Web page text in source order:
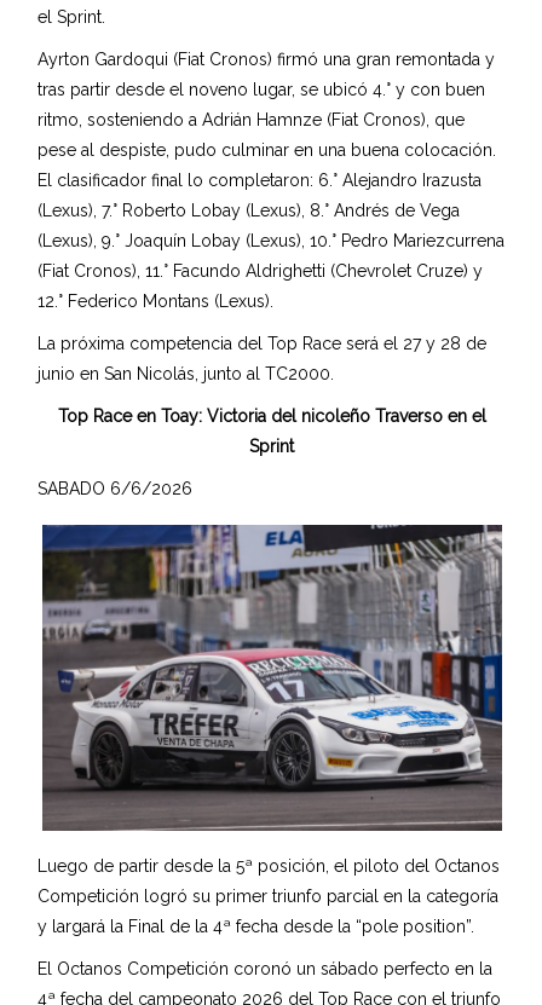
el Sprint.
Ayrton Gardoqui (Fiat Cronos) firmó una gran remontada y
tras partir desde el noveno lugar, se ubicó 4.° y con buen
ritmo, sosteniendo a Adrián Hamnze (Fiat Cronos), que
pese al despiste, pudo culminar en una buena colocación.
El clasificador final lo completaron: 6.° Alejandro Irazusta
(Lexus), 7.° Roberto Lobay (Lexus), 8.° Andrés de Vega
(Lexus), 9.° Joaquín Lobay (Lexus), 10.° Pedro Mariezcurrena
(Fiat Cronos), 11.° Facundo Aldrighetti (Chevrolet Cruze) y
12.° Federico Montans (Lexus).
La próxima competencia del Top Race será el 27 y 28 de
junio en San Nicolás, junto al TC2000.
Top Race en Toay: Victoria del nicoleño Traverso en el
Sprint
SABADO 6/6/2026
Luego de partir desde la 5ª posición, el piloto del Octanos
Competición logró su primer triunfo parcial en la categoría
y largará la Final de la 4ª fecha desde la “pole position”.
El Octanos Competición coronó un sábado perfecto en la
4ª fecha del campeonato 2026 del Top Race con el triunfo